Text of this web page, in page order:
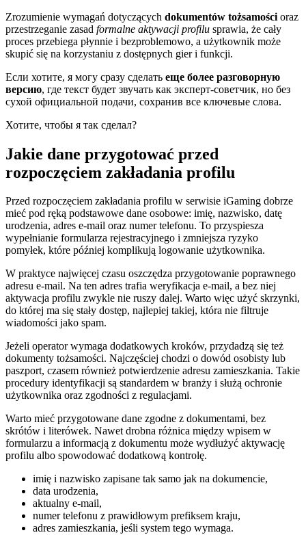
Zrozumienie wymagań dotyczących dokumentów tożsamości oraz
przestrzeganie zasad formalne aktywacji profilu sprawia, że cały
proces przebiega płynnie i bezproblemowo, a użytkownik może
skupić się na korzystaniu z dostępnych gier i funkcji.
Если хотите, я могу сразу сделать еще более разговорную
версию, где текст будет звучать как эксперт-советчик, но без
сухой официальной подачи, сохранив все ключевые слова.
Хотите, чтобы я так сделал?
Jakie dane przygotować przed
rozpoczęciem zakładania profilu
Przed rozpoczęciem zakładania profilu w serwisie iGaming dobrze
mieć pod ręką podstawowe dane osobowe: imię, nazwisko, datę
urodzenia, adres e-mail oraz numer telefonu. To przyspiesza
wypełnianie formularza rejestracyjnego i zmniejsza ryzyko
pomyłek, które później komplikują logowanie użytkownika.
W praktyce najwięcej czasu oszczędza przygotowanie poprawnego
adresu e-mail. Na ten adres trafia weryfikacja e-mail, a bez niej
aktywacja profilu zwykle nie ruszy dalej. Warto więc użyć skrzynki,
do której ma się stały dostęp, najlepiej takiej, która nie filtruje
wiadomości jako spam.
Jeżeli operator wymaga dodatkowych kroków, przydadzą się też
dokumenty tożsamości. Najczęściej chodzi o dowód osobisty lub
paszport, czasem również potwierdzenie adresu zamieszkania. Takie
procedury identyfikacji są standardem w branży i służą ochronie
użytkownika oraz zgodności z regulacjami.
Warto mieć przygotowane dane zgodne z dokumentami, bez
skrótów i literówek. Nawet drobna różnica między wpisem w
formularzu a informacją z dokumentu może wydłużyć aktywację
profilu albo spowodować dodatkową kontrolę.
imię i nazwisko zapisane tak samo jak na dokumencie,
data urodzenia,
aktualny e-mail,
numer telefonu z prawidłowym prefiksem kraju,
adres zamieszkania, jeśli system tego wymaga.